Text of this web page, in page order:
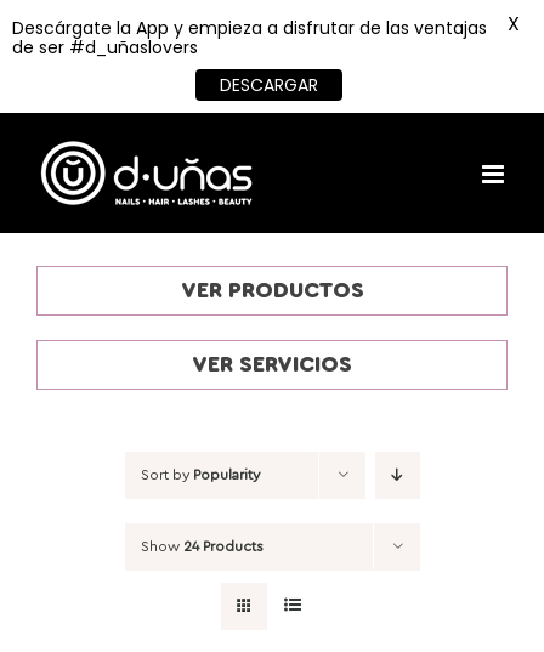
content
VER PRODUCTOS
VER SERVICIOS
Sort by Popularity
Show 24 Products
Descárgate la App y empieza a disfrutar de las ventajas
de ser #d_uñaslovers
DESCARGAR
X